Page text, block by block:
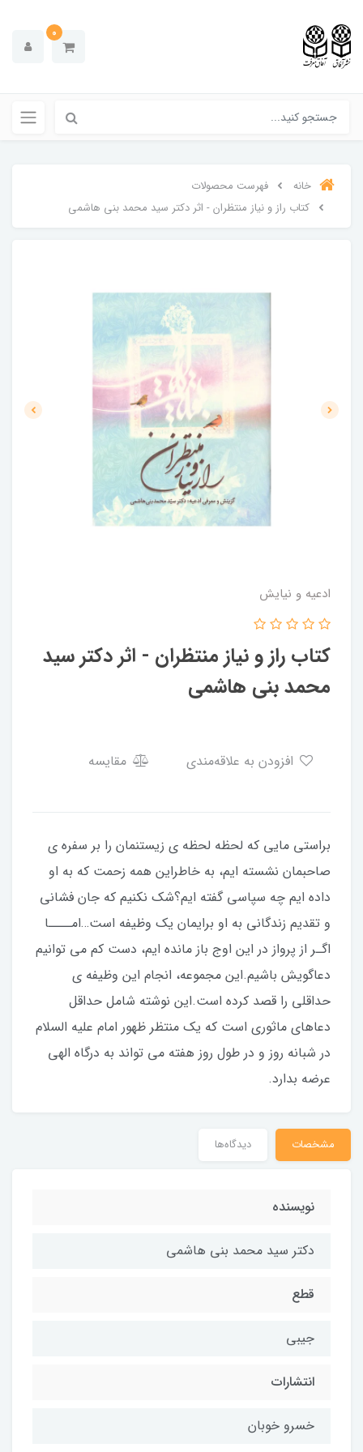
0
خانه
فهرست محصولات
کتاب راز و نیاز منتظران - اثر دکتر سید محمد بنی هاشمی
ادعیه و نیایش
کتاب راز و نیاز منتظران - اثر دکتر سید
محمد بنی هاشمی
مقایسه
براستی مایی که لحظه لحظه ی زیستنمان را بر سفره ی
صاحبمان نشسته ایم، به خاطراین همه زحمت که به او
داده ایم چه سپاسی گفته ایم؟شک نکنیم که جان فشانی
و تقدیم زندگانی به او برایمان یک وظیفه است…امــــا
اگـر از پرواز در این اوج باز مانده ایم، دست کم می توانیم
دعاگویش باشیم.این مجموعه، انجام این وظیفه ی
حداقلی را قصد کرده است.این نوشته شامل حداقل
دعاهای ماثوری است که یک منتظر ظهور امام علیه السلام
در شبانه روز و در طول روز هفته می تواند به درگاه الهی
عرضه بدارد.
مشخصات دیدگاه‌ها
نویسنده
دکتر سید محمد بنی هاشمی
قطع
جیبی
انتشارات
خسرو خوبان